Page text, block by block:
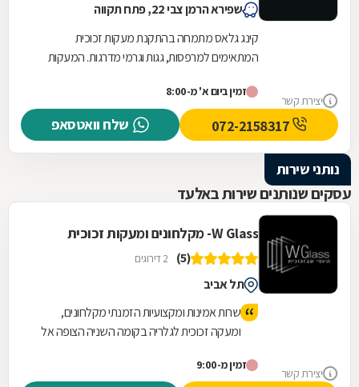
יצירת קשר
שפירא הרמן צבי 22, פתח תקווה
קינג גלאס מתמחה בהתקנת מעקות זכוכית
המתאימים למרפסות, גגות וגרמי מדרגות. המעקות
שקיפות והרגשת...
זמין ביום א' מ-8:00
שלח וואטסאפ
נותני שירות
עסקים שנותנים שירות באלעד
יצירת קשר
W Glass- מקלחונים ומעקות זכוכית
(5) 2 דירוגים
תל אביב
שרות אמינות ומקצועיות הזמנתי מקלחונים,
ומעקה זכוכית לגלריה בקומה השניה הצופה אל
המקצועית והיפה שקיבלתי אין עליכם, עבודה
זמין מ-9:00